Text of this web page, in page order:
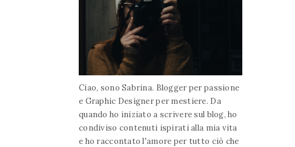
Ciao, sono Sabrina. Blogger per passione
e Graphic Designer per mestiere. Da
quando ho iniziato a scrivere sul blog, ho
condiviso contenuti ispirati alla mia vita
e ho raccontato l'amore per tutto ciò che